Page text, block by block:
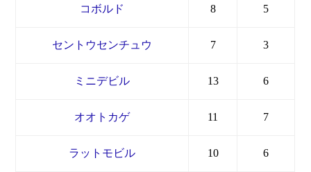
コボルド 8 5
セントウセンチュウ 7 3
ミニデビル 13 6
オオトカゲ 11 7
ラットモビル 10 6